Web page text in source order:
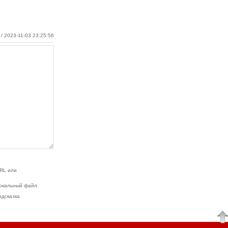
/ 2023-11-03 23:25:56
или
файл